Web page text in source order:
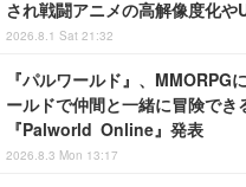
され戦闘アニメの高解像度化や
2026.8.1 Sat 21:32
『パルワールド』、MMORPG
ールドで仲間と一緒に冒険でき
『Palworld Online』発表
2026.8.3 Mon 13:17